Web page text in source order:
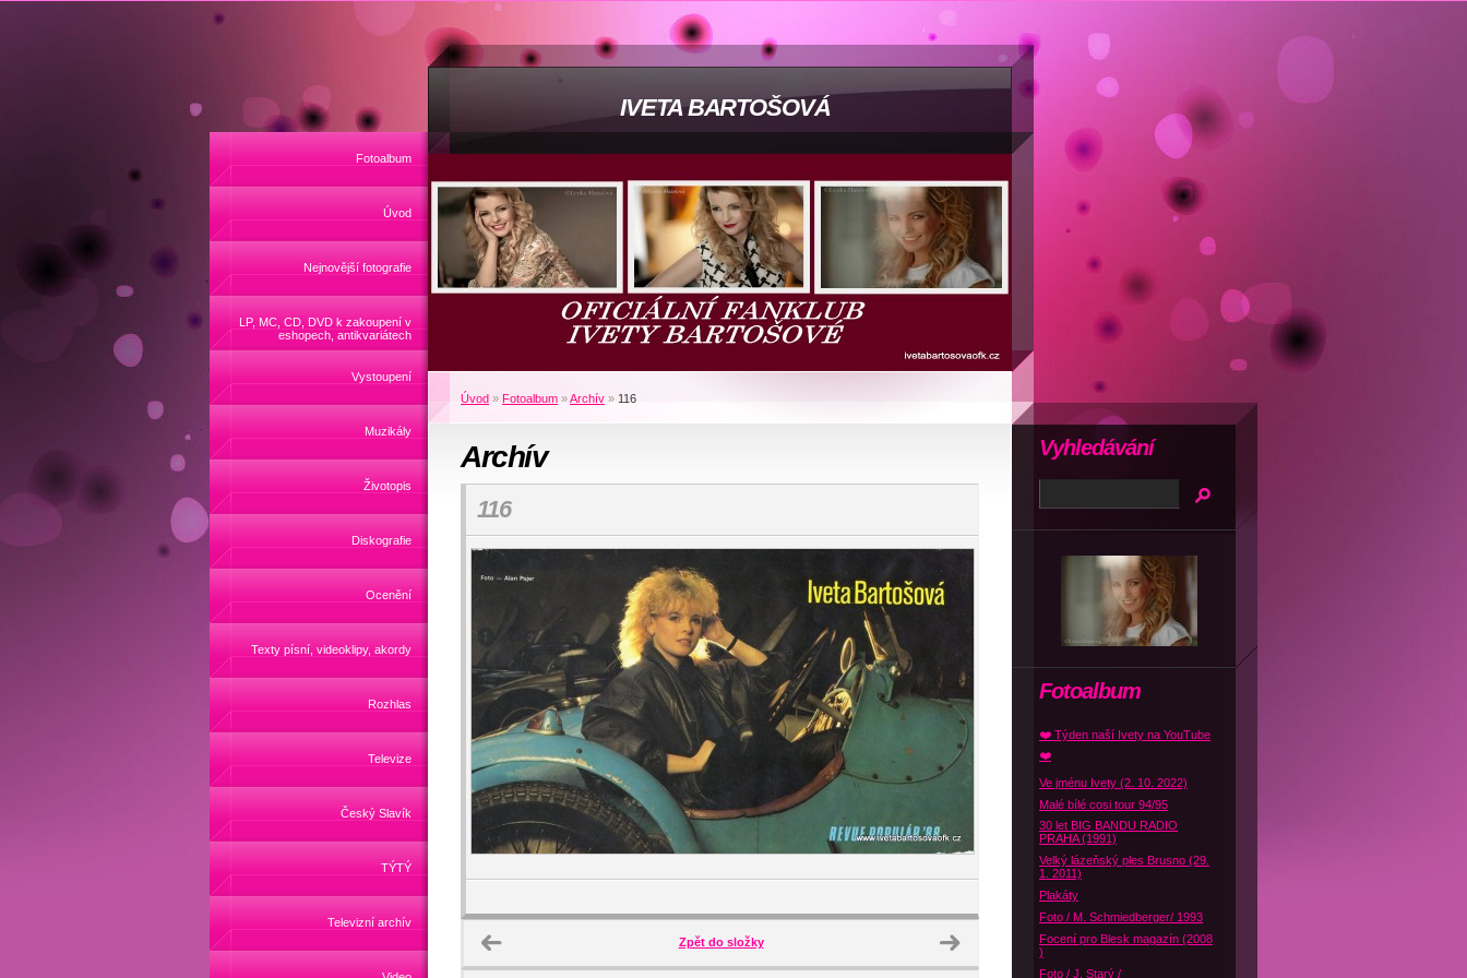
IVETA BARTOŠOVÁ
Fotoalbum
Úvod
Nejnovější fotografie
LP, MC, CD, DVD k zakoupení v
eshopech, antikvariátech
Vystoupení
Muzikály
Životopis
Diskografie
Ocenění
Texty písní, videoklipy, akordy
Rozhlas
Televize
Český Slavík
TÝTÝ
Televizní archív
Úvod » Fotoalbum »Archív » 116
Archív
116
Zpět do složky
Fotoalbum
❤️ Týden naší Ivety na YouTube
❤️
Ve jménu Ivety (2. 10. 2022)
Malé bílé cosi tour 94/95
30 let BIG BANDU RADIO
PRAHA (1991)
Velký lázeňský ples Brusno (29.
1. 2011)
Plakáty
Foto / M. Schmiedberger/ 1993
Focení pro Blesk magazín (2008
)
Foto / J. Starý /
Vyhledávání